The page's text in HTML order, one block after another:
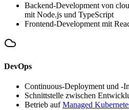
Backend-Development von
mit Node.js und TypeScript
Frontend-Development mit
DevOps
Continuous-Deployment und -
Schnittstelle zwischen
Betrieb aufManaged